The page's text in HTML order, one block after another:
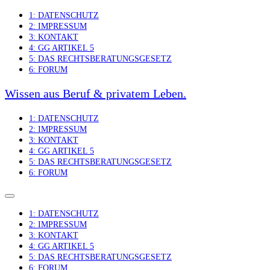
Skip
content
1: DATENSCHUTZ
2: IMPRESSUM
3: KONTAKT
4: GG ARTIKEL 5
5: DAS RECHTSBERATUNGSGESETZ
6: FORUM
Wissen aus Beruf & privatem Leben.
1: DATENSCHUTZ
2: IMPRESSUM
3: KONTAKT
4: GG ARTIKEL 5
5: DAS RECHTSBERATUNGSGESETZ
6: FORUM
1: DATENSCHUTZ
2: IMPRESSUM
3: KONTAKT
4: GG ARTIKEL 5
5: DAS RECHTSBERATUNGSGESETZ
6: FORUM